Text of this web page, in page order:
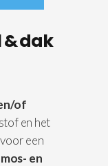
dak
of
en het
een
mos- en